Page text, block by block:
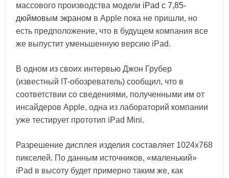
массового производства модели iPad с 7,85-
дюймовым экраном в Apple пока не пришли, но
есть предположение, что в будущем компания все
же выпустит уменьшенную версию iPad.
В одном из своих интервью Джон Грубер
(известный IT-обозреватель) сообщил, что в
соответствии со сведениями, полученными им от
инсайдеров Apple, одна из лабораторий компании
уже тестирует прототип iPad Mini.
Разрешение дисплея изделия составляет 1024x768
пикселей. По данным источников, «маленький»
iPad в высоту будет примерно таким же, как